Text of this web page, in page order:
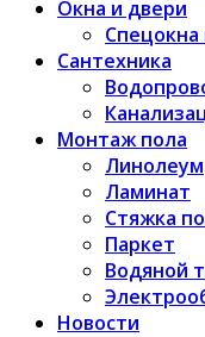
Окна и двери
Спецокна
Сантехника
Монтаж пола
Линолеум
Ламинат
Стяжка
Паркет
Водяной
Новости